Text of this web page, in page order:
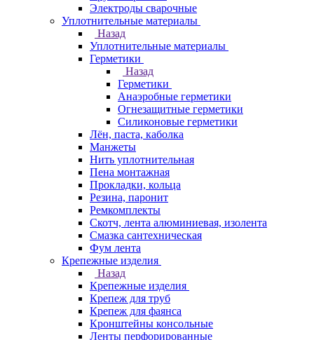
Электроды сварочные
Уплотнительные материалы
Назад
Уплотнительные материалы
Герметики
Назад
Герметики
Анаэробные герметики
Огнезащитные герметики
Силиконовые герметики
Лён, паста, каболка
Манжеты
Нить уплотнительная
Пена монтажная
Прокладки, кольца
Резина, паронит
Ремкомплекты
Скотч, лента алюминиевая, изолента
Смазка сантехническая
Фум лента
Крепежные изделия
Назад
Крепежные изделия
Крепеж для труб
Крепеж для фаянса
Кронштейны консольные
Ленты перфорированные